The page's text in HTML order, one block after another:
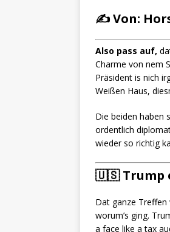
✍️ Von:
Also pass auf,
Charme von nem
Präsident is nich
Weißen Haus,
Die beiden haben
ordentlich
wieder so richtig
🇺🇸Trump
Dat ganze Treffen
worum’s ging.
a face like a tax